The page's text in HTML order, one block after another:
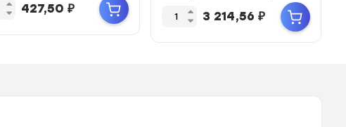
427,50 ₽
3 214,56 ₽